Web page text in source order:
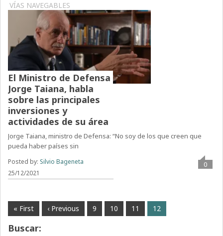
VÍAS NAVEGABLES
El Ministro de Defensa
Jorge Taiana, habla
sobre las principales
inversiones y
actividades de su área
Jorge Taiana, ministro de Defensa: “No soy de los que creen que
pueda haber países sin
Posted by: Silvio Bageneta
25/12/2021
0
« First ‹ Previous 9 10 11 12
Buscar: